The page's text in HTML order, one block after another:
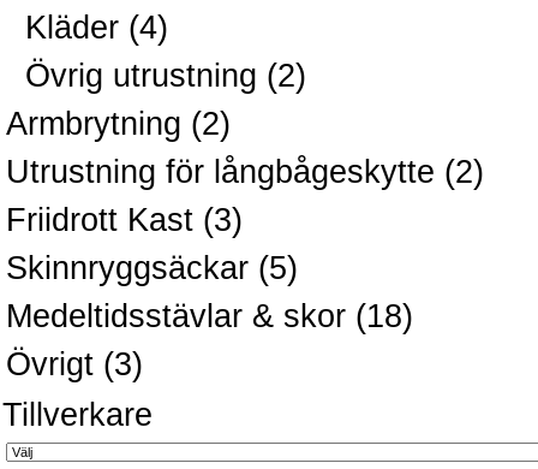
Kläder (4)
Övrig utrustning (2)
Armbrytning (2)
Utrustning för långbågeskytte (2)
Friidrott Kast (3)
Skinnryggsäckar (5)
Medeltidsstävlar & skor (18)
Övrigt (3)
Tillverkare